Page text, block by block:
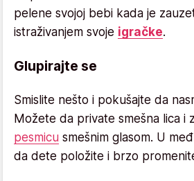
pelene svojoj bebi kada je
istraživanjem svoje igračke.
Glupirajte se
Smislite nešto i pokušajte da
Možete da private smešna lica i
pesmicu smešnim glasom. U
da dete položite i brzo